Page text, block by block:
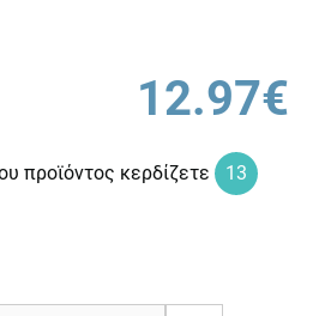
12.97€
προϊόντος κερδίζετε
13